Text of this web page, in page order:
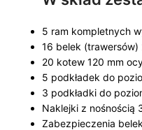
5 ram kompletnych
16 belek
20 kotew 120 mm
5 podkładek do
3 podkładki do
Naklejki z nośnością
Zabezpieczenia belek